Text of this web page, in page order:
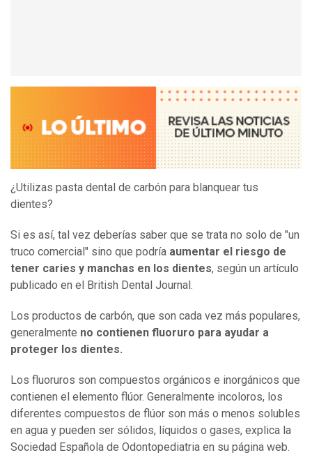
¿Utilizas pasta dental de carbón para blanquear tus
dientes?
Si es así, tal vez deberías saber que se trata no solo de "un
truco comercial" sino que podría aumentar el riesgo de
tener caries y manchas en los dientes, según un artículo
publicado en el British Dental Journal.
Los productos de carbón, que son cada vez más populares,
generalmente no contienen fluoruro para ayudar a
proteger los dientes.
Los fluoruros son compuestos orgánicos e inorgánicos que
contienen el elemento flúor. Generalmente incoloros, los
diferentes compuestos de flúor son más o menos solubles
en agua y pueden ser sólidos, líquidos o gases, explica la
Sociedad Española de Odontopediatria en su página web.